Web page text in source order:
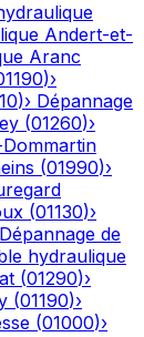
Andert-et-
Aranc
)›
)› Dépannage
(01260)›
Dommartin
(01990)›
(01130)›
Dépannage de
hydraulique
(01290)›
(01190)›
(01000)›